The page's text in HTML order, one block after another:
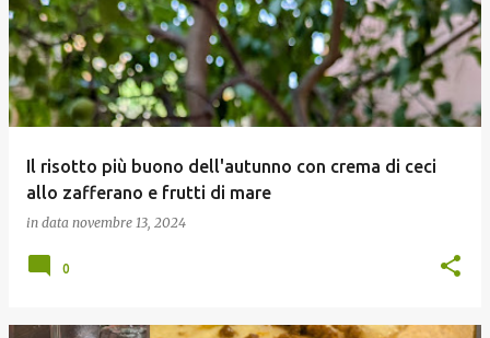
Il risotto più buono dell'autunno con crema di ceci
allo zafferano e frutti di mare
in data novembre 13, 2024
0